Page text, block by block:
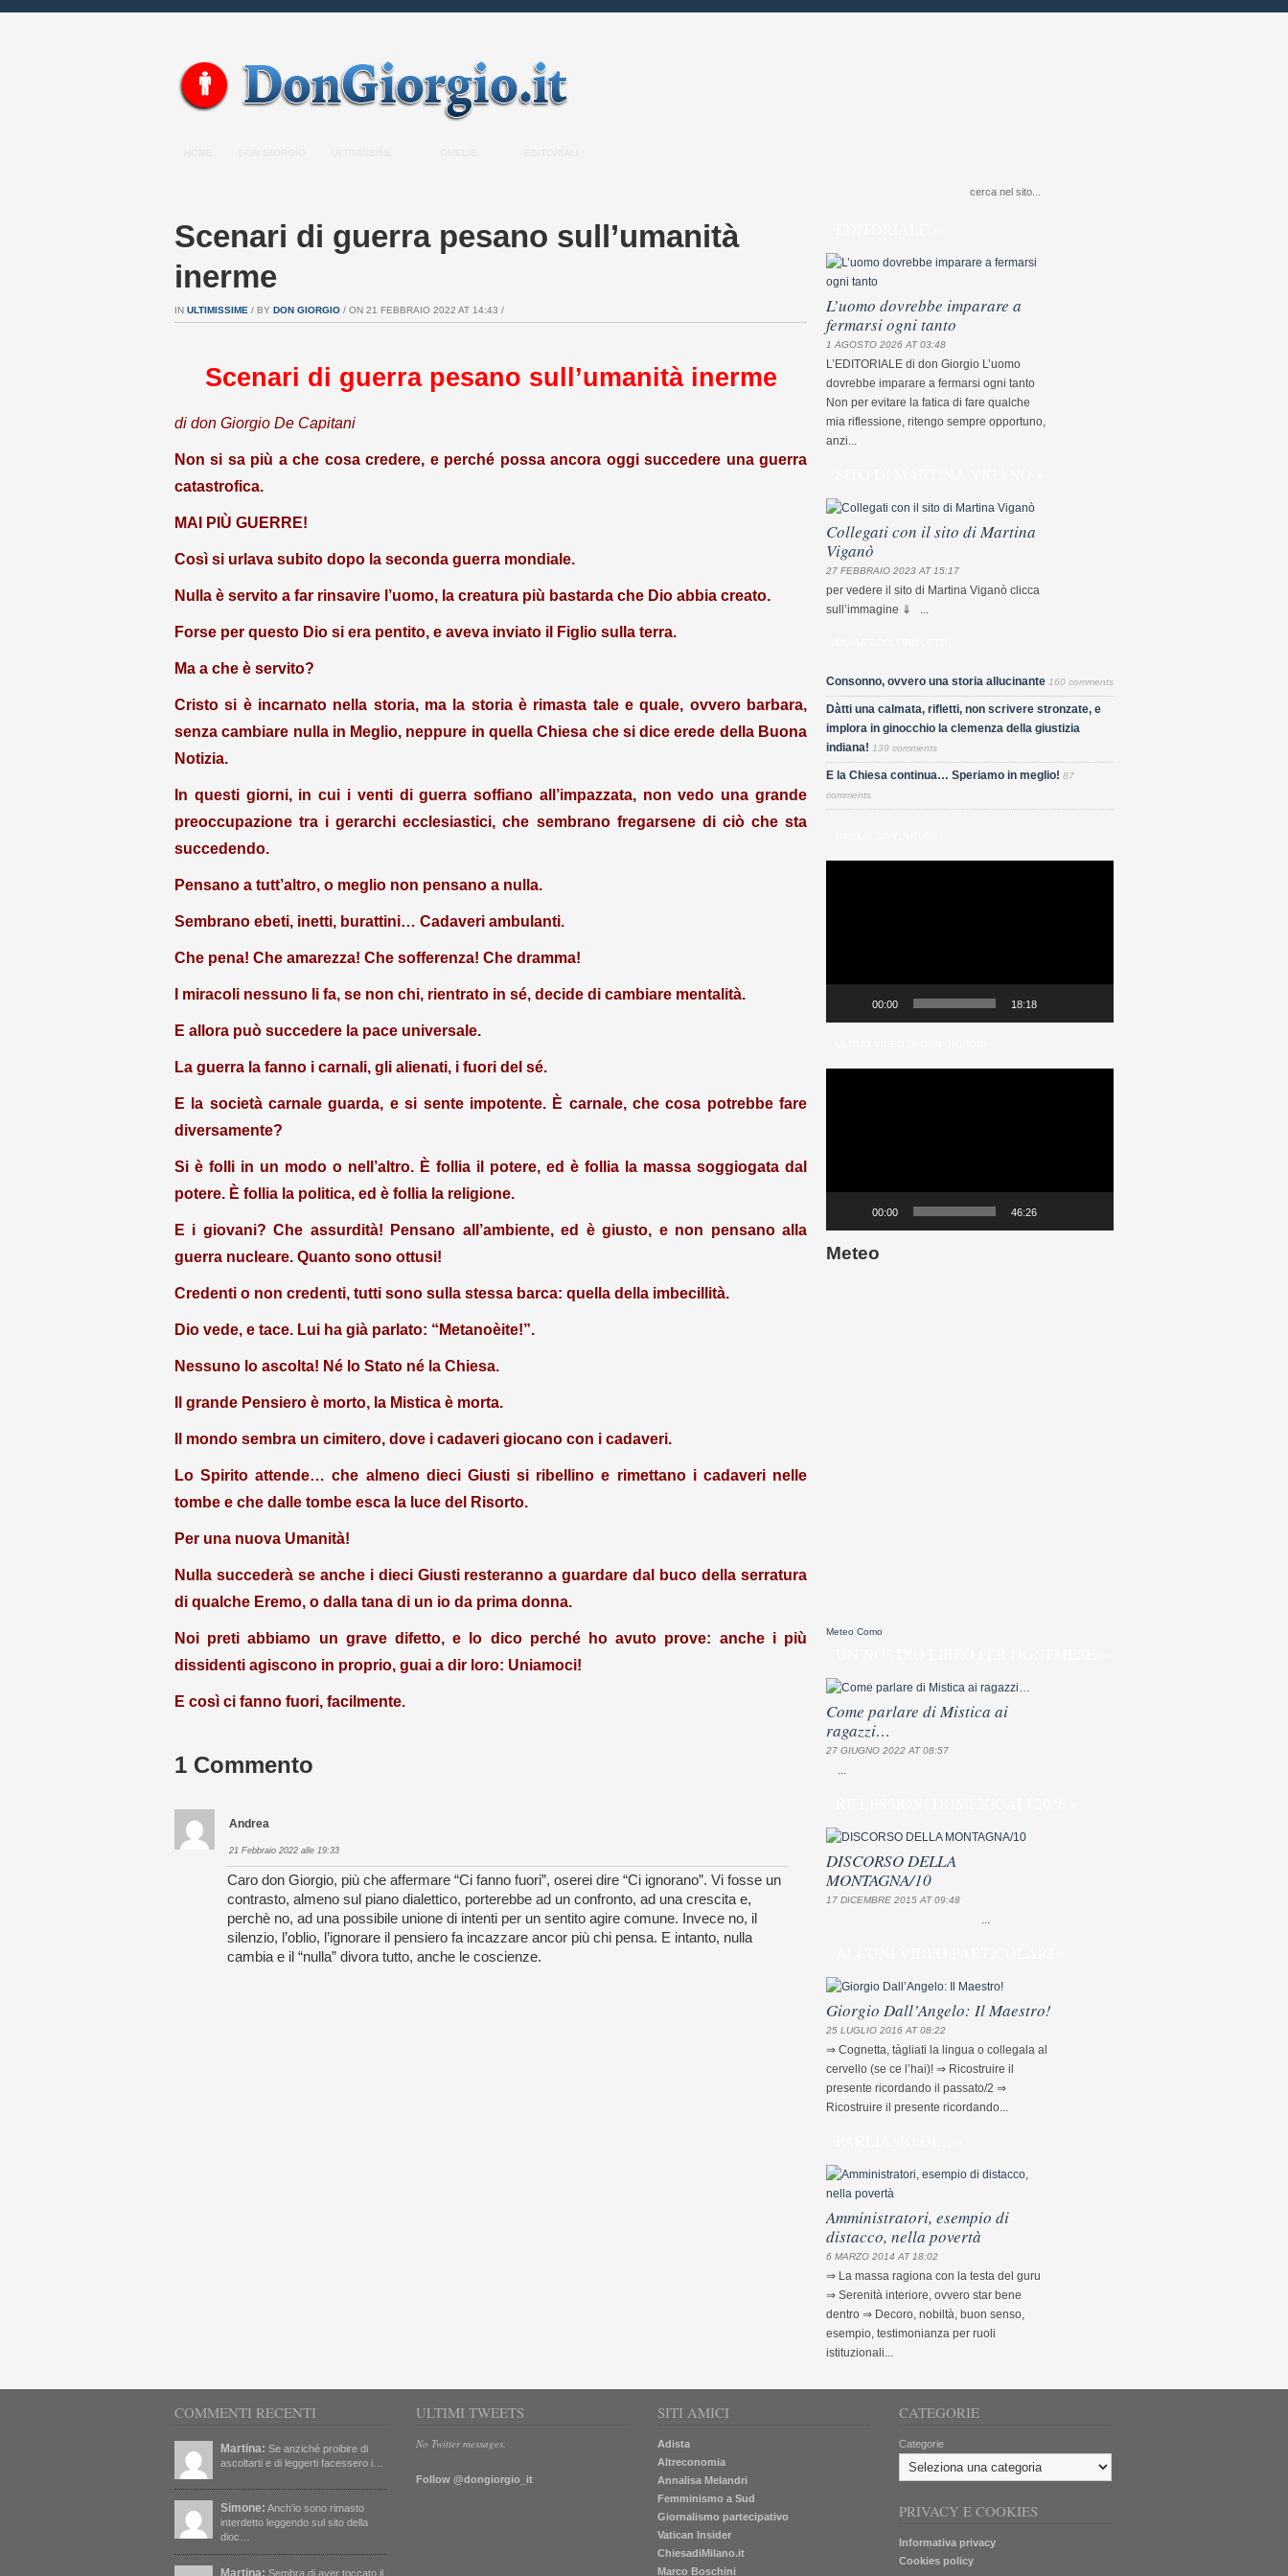
Scenari di guerra pesano sull’umanità
inerme
IN ULTIMISSIME / BY DON GIORGIO / ON 21 FEBBRAIO 2022 AT 14:43 /
Scenari di guerra pesano sull’umanità inerme
di don Giorgio De Capitani
Non si sa più a che cosa credere, e perché possa ancora oggi succedere una guerra
catastrofica.
MAI PIÙ GUERRE!
Così si urlava subito dopo la seconda guerra mondiale.
Nulla è servito a far rinsavire l’uomo, la creatura più bastarda che Dio abbia creato.
Forse per questo Dio si era pentito, e aveva inviato il Figlio sulla terra.
Ma a che è servito?
Cristo si è incarnato nella storia, ma la storia è rimasta tale e quale, ovvero barbara,
senza cambiare nulla in Meglio, neppure in quella Chiesa che si dice erede della Buona
Notizia.
In questi giorni, in cui i venti di guerra soffiano all’impazzata, non vedo una grande
preoccupazione tra i gerarchi ecclesiastici, che sembrano fregarsene di ciò che sta
succedendo.
Pensano a tutt’altro, o meglio non pensano a nulla.
Sembrano ebeti, inetti, burattini… Cadaveri ambulanti.
Che pena! Che amarezza! Che sofferenza! Che dramma!
I miracoli nessuno li fa, se non chi, rientrato in sé, decide di cambiare mentalità.
E allora può succedere la pace universale.
La guerra la fanno i carnali, gli alienati, i fuori del sé.
E la società carnale guarda, e si sente impotente. È carnale, che cosa potrebbe fare
diversamente?
Si è folli in un modo o nell’altro. È follia il potere, ed è follia la massa soggiogata dal
potere. È follia la politica, ed è follia la religione.
E i giovani? Che assurdità! Pensano all’ambiente, ed è giusto, e non pensano alla
guerra nucleare. Quanto sono ottusi!
Credenti o non credenti, tutti sono sulla stessa barca: quella della imbecillità.
Dio vede, e tace. Lui ha già parlato: “Metanoèite!”.
Nessuno lo ascolta! Né lo Stato né la Chiesa.
Il grande Pensiero è morto, la Mistica è morta.
Il mondo sembra un cimitero, dove i cadaveri giocano con i cadaveri.
Lo Spirito attende… che almeno dieci Giusti si ribellino e rimettano i cadaveri nelle
tombe e che dalle tombe esca la luce del Risorto.
Per una nuova Umanità!
Nulla succederà se anche i dieci Giusti resteranno a guardare dal buco della serratura
di qualche Eremo, o dalla tana di un io da prima donna.
Noi preti abbiamo un grave difetto, e lo dico perché ho avuto prove: anche i più
dissidenti agiscono in proprio, guai a dir loro: Uniamoci!
E così ci fanno fuori, facilmente.
1 Commento
Andrea
21 Febbraio 2022 alle 19:33
Caro don Giorgio, più che affermare “Ci fanno fuori”, oserei dire “Ci ignorano”. Vi fosse un
contrasto, almeno sul piano dialettico, porterebbe ad un confronto, ad una crescita e,
perchè no, ad una possibile unione di intenti per un sentito agire comune. Invece no, il
silenzio, l’oblio, l’ignorare il pensiero fa incazzare ancor più chi pensa. E intanto, nulla
cambia e il “nulla” divora tutto, anche le coscienze.
L’uomo dovrebbe imparare a
fermarsi ogni tanto
1 AGOSTO 2026 AT 03:48
L’EDITORIALE di don Giorgio L’uomo
dovrebbe imparare a fermarsi ogni tanto
Non per evitare la fatica di fare qualche
mia riflessione, ritengo sempre opportuno,
anzi...
Collegati con il sito di Martina
Viganò
27 FEBBRAIO 2023 AT 15:17
per vedere il sito di Martina Viganò clicca
sull’immagine ⇓ ...
Consonno, ovvero una storia allucinante 160 comments
Dàtti una calmata, rifletti, non scrivere stronzate, e
implora in ginocchio la clemenza della giustizia
indiana! 139 comments
E la Chiesa continua… Speriamo in meglio! 87
comments
00:00 18:18
00:00 46:26
Meteo
Meteo Como
Come parlare di Mistica ai
ragazzi…
27 GIUGNO 2022 AT 08:57
DISCORSO DELLA
MONTAGNA/10
17 DICEMBRE 2015 AT 09:48
Giorgio Dall’Angelo: Il Maestro!
25 LUGLIO 2016 AT 08:22
⇒ Cognetta, tàgliati la lingua o collegala al
cervello (se ce l’hai)! ⇒ Ricostruire il
presente ricordando il passato/2 ⇒
Ricostruire il presente ricordando...
Amministratori, esempio di
distacco, nella povertà
6 MARZO 2014 AT 18:02
⇒ La massa ragiona con la testa del guru
⇒ Serenità interiore, ovvero star bene
dentro ⇒ Decoro, nobiltà, buon senso,
esempio, testimonianza per ruoli
istituzionali...
COMMENTI RECENTI
Martina: Se anziché proibire di
ascoltarti e di leggerti facessero i…
Simone: Anch'io sono rimasto
interdetto leggendo sul sito della
dioc…
Martina: Sembra di aver toccato il
ULTIMI TWEETS
No Twitter messages.
Follow @dongiorgio_it
SITI AMICI
Adista
Altreconomia
Annalisa Melandri
Femminismo a Sud
Giornalismo partecipativo
Vatican Insider
ChiesadiMilano.it
Marco Boschini
CATEGORIE
Categorie
PRIVACY E COOKIES
Informativa privacy
Cookies policy